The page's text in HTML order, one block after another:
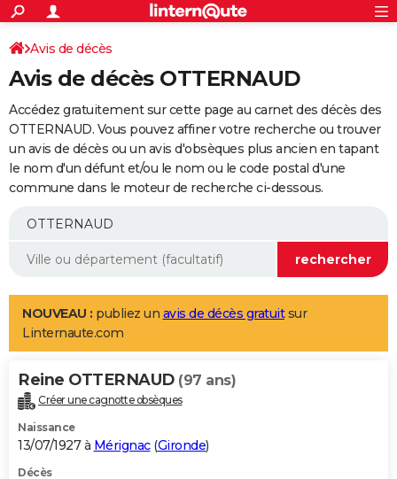
ACTUALITÉS
Politique
Société
Faits Divers
Education
Monde
Villes
+
SPORT
Coupe du monde 2026
Football
Tennis
Cyclisme
Rugby
Forum
Programme TV
TNT
Streaming
Cinéma
Sorties cinéma
Musique
+
FINANCE
Impôts
Immobilier
Risques naturels par ville
Banque
Assurance
Crédit
AUTO
Essais
Réserver un essai
Citadines
Berlines
SUV
Forum auto
+
Mobiles
Meilleur smartphone
Internet
Ordinateurs
Jeux vidéo
Guide high-tech
Aménagement intérieur
LIFESTYLE
Art de vivre
Bien-être
Loisirs
Mode
Modes de vie
Alimentation
Guide de la santé
Maladies
Médicaments
Sommeil
VOYAGE
Destinations
City break
Voyage nature
Voyage de noces
Forum
Climat
+PHOTO
GUIDES D'ACHAT
Avis de décès
Avis de décès OTTERNAUD
Accédez gratuitement sur cette page au carnet des décès des
OTTERNAUD. Vous pouvez affiner votre recherche ou trouver
un avis de décès ou un avis d'obsèques plus ancien en tapant
le nom d'un défunt et/ou le nom ou le code postal d'une
commune dans le moteur de recherche ci-dessous.
NOUVEAU : publiez un avis de décès gratuitsur
Linternaute.com
Reine OTTERNAUD (97 ans)
Créer une cagnotte obsèques
Naissance
13/07/1927 à Mérignac(Gironde)
Décès